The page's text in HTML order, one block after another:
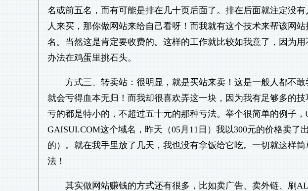
名或前五名，而有可能是排在几十页后面了。排在后面就注定没
人来买，那你做网站来给自己看呀！而我就有这个技术来帮该网
名。当然这是肯定要收费的。这样的工作就比较如我意了，因为
办法在鸡蛋里挑石头。
方式三、转卖站：很明显，就是买站来卖！这是一般人都不
就会亏得血本无归！而我却很喜欢弄这一块，因为我有足够多的
亏的都是特小的，不超过五十元的那种亏法。举个很简单的例子，
GAISUI.COM这个域名，昨天（05月11日）我以300元的价格卖了
的）。就在我手里放了几天，我也没有拿饭给它吃。一切就这样
法！
其实做网站赚钱的方式还有很多，比如卖广告、卖外链、刷